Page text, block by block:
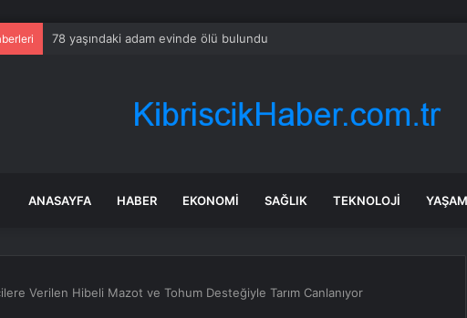
78 yaşındaki adam evinde ölü bulundu
ANASAYFA HABER EKONOMI SAĞLIK TEKNOLOJI YAŞAM
Verilen Hibeli Mazot ve Tohum Desteğiyle Tarım Canlanıyor